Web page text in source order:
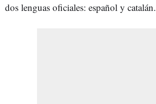
dos lenguas oficiales: español y catalán.